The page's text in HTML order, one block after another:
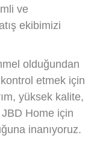
ve
ekibimizi
olduğundan
etmek için
yüksek kalite,
Home için
inanıyoruz.